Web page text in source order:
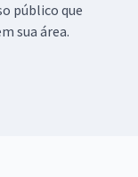
público que
sua área.